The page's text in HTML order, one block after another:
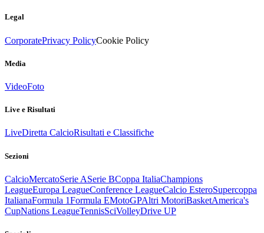
Legal
CorporatePrivacy PolicyCookie Policy
Media
VideoFoto
Live e Risultati
LiveDiretta CalcioRisultati e Classifiche
Sezioni
CalcioMercatoSerie ASerie BCoppa ItaliaChampions
LeagueEuropa LeagueConference LeagueCalcio EsteroSupercoppa
ItalianaFormula 1Formula EMotoGPAltri MotoriBasketAmerica's
CupNations LeagueTennisSciVolleyDrive UP